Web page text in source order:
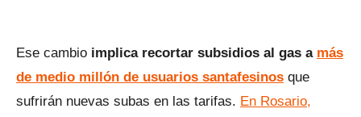
Ese cambio implica recortar subsidios al gas a más
de medio millón de usuarios santafesinos que
sufrirán nuevas subas en las tarifas. En Rosario,